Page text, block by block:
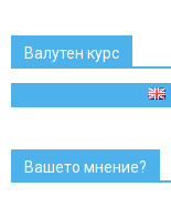
Валутен курс
Вашето мнение?